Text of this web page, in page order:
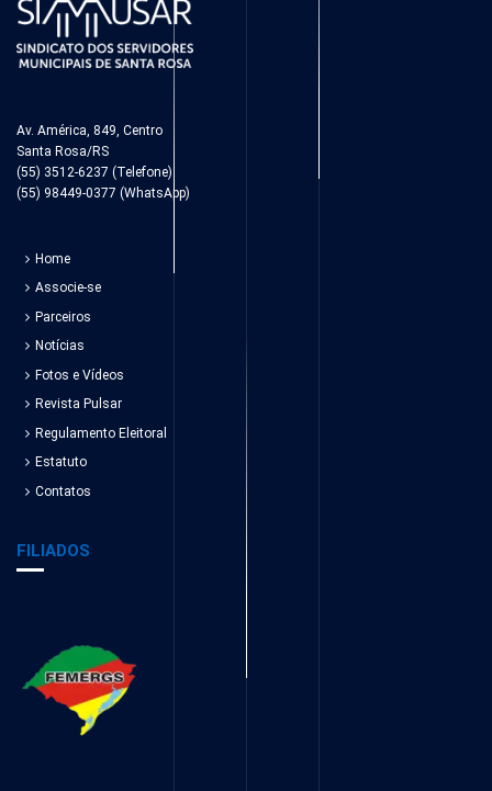
Av. América, 849, Centro
Santa Rosa/RS
(55) 3512-6237 (Telefone)
(55) 98449-0377 (WhatsApp)
Home
Associe-se
Parceiros
Notícias
Fotos e Vídeos
Revista Pulsar
Regulamento Eleitoral
Estatuto
Contatos
FILIADOS